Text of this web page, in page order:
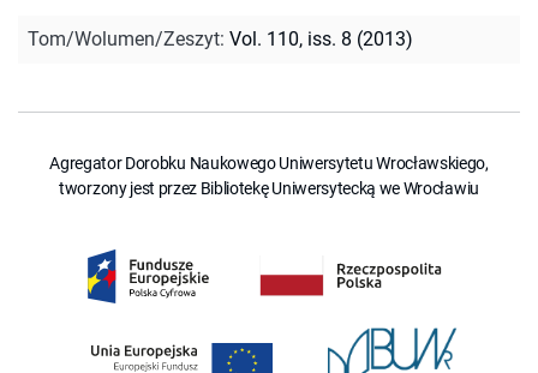
Tom/Wolumen/Zeszyt: Vol. 110, iss. 8 (2013)
Agregator Dorobku Naukowego Uniwersytetu Wrocławskiego,
tworzony jest przez Bibliotekę Uniwersytecką we Wrocławiu